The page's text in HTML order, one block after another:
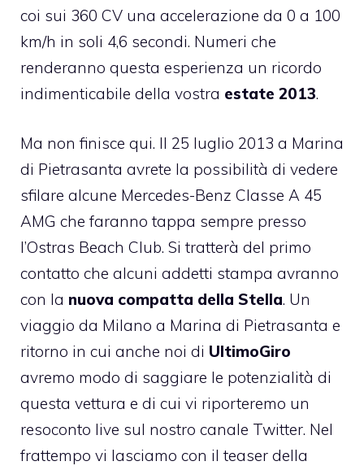
coi sui 360 CV una accelerazione da 0 a 100
km/h in soli 4,6 secondi. Numeri che
renderanno questa esperienza un ricordo
indimenticabile della vostra estate 2013.
Ma non finisce qui. Il 25 luglio 2013 a Marina
di Pietrasanta avrete la possibilità di vedere
sfilare alcune Mercedes-Benz Classe A 45
AMG che faranno tappa sempre presso
l’Ostras Beach Club. Si tratterà del primo
contatto che alcuni addetti stampa avranno
con la nuova compatta della Stella. Un
viaggio da Milano a Marina di Pietrasanta e
ritorno in cui anche noi di UltimoGiro
avremo modo di saggiare le potenzialità di
questa vettura e di cui vi riporteremo un
resoconto live sul nostro canale Twitter. Nel
frattempo vi lasciamo con il teaser della